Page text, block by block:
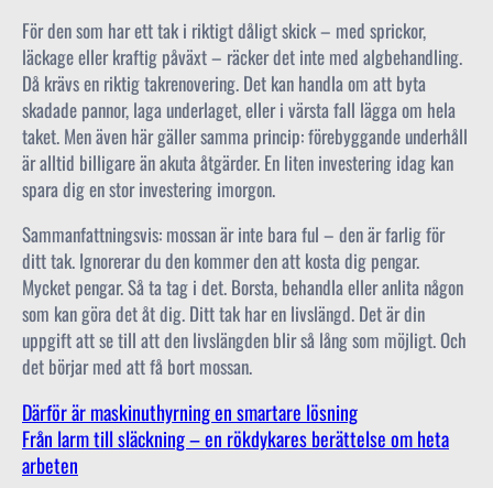
För den som har ett tak i riktigt dåligt skick – med sprickor,
läckage eller kraftig påväxt – räcker det inte med algbehandling.
Då krävs en riktig takrenovering. Det kan handla om att byta
skadade pannor, laga underlaget, eller i värsta fall lägga om hela
taket. Men även här gäller samma princip: förebyggande underhåll
är alltid billigare än akuta åtgärder. En liten investering idag kan
spara dig en stor investering imorgon.
Sammanfattningsvis: mossan är inte bara ful – den är farlig för
ditt tak. Ignorerar du den kommer den att kosta dig pengar.
Mycket pengar. Så ta tag i det. Borsta, behandla eller anlita någon
som kan göra det åt dig. Ditt tak har en livslängd. Det är din
uppgift att se till att den livslängden blir så lång som möjligt. Och
det börjar med att få bort mossan.
Därför är maskinuthyrning en smartare lösning
Från larm till släckning – en rökdykares berättelse om heta
arbeten